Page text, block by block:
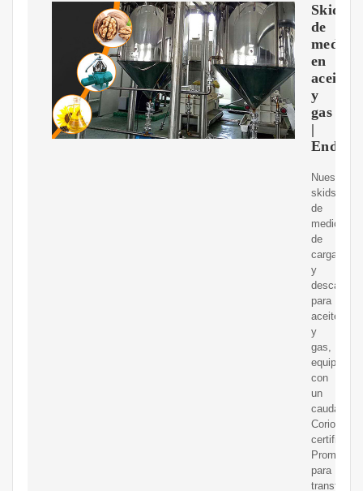
Skids
de
en
aceite
y
gas
|
Nuestros
skids
de
medición
de
carga
y
descarga
para
aceite
y
gas,
equipados
con
un
Coriolis
certificado
Promass
para